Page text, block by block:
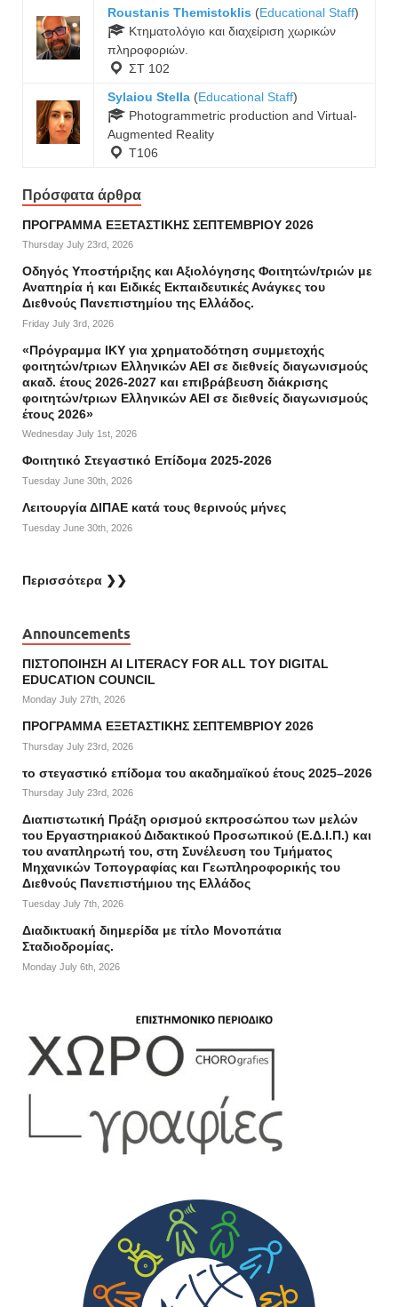
Roustanis Themistoklis (Educational Staff)
Κτηματολόγιο και διαχείριση χωρικών
πληροφοριών.
ΣΤ 102
Sylaiou Stella (Educational Staff)
Photogrammetric production and Virtual-
Augmented Reality
Τ106
Πρόσφατα άρθρα
ΠΡΟΓΡΑΜΜΑ ΕΞΕΤΑΣΤΙΚΗΣ ΣΕΠΤΕΜΒΡΙΟΥ 2026
Thursday July 23rd, 2026
Οδηγός Υποστήριξης και Αξιολόγησης Φοιτητών/τριών με
Αναπηρία ή και Ειδικές Εκπαιδευτικές Ανάγκες του
Διεθνούς Πανεπιστημίου της Ελλάδος.
Friday July 3rd, 2026
«Πρόγραμμα ΙΚΥ για χρηματοδότηση συμμετοχής
φοιτητών/τριων Ελληνικών ΑΕΙ σε διεθνείς διαγωνισμούς
ακαδ. έτους 2026-2027 και επιβράβευση διάκρισης
φοιτητών/τριων Ελληνικών ΑΕΙ σε διεθνείς διαγωνισμούς
έτους 2026»
Wednesday July 1st, 2026
Φοιτητικό Στεγαστικό Επίδομα 2025-2026
Tuesday June 30th, 2026
Λειτουργία ΔΙΠΑΕ κατά τους θερινούς μήνες
Tuesday June 30th, 2026
Περισσότερα ❯❯
Announcements
ΠΙΣΤΟΠΟΙΗΣΗ AI LITERACY FOR ALL ΤΟΥ DIGITAL
EDUCATION COUNCIL
Monday July 27th, 2026
ΠΡΟΓΡΑΜΜΑ ΕΞΕΤΑΣΤΙΚΗΣ ΣΕΠΤΕΜΒΡΙΟΥ 2026
Thursday July 23rd, 2026
το στεγαστικό επίδομα του ακαδημαϊκού έτους 2025–2026
Thursday July 23rd, 2026
Διαπιστωτική Πράξη ορισμού εκπροσώπου των μελών
του Εργαστηριακού Διδακτικού Προσωπικού (Ε.Δ.Ι.Π.) και
του αναπληρωτή του, στη Συνέλευση του Τμήματος
Μηχανικών Τοπογραφίας και Γεωπληροφορικής του
Διεθνούς Πανεπιστήμιου της Ελλάδος
Tuesday July 7th, 2026
Διαδικτυακή διημερίδα με τίτλο Μονοπάτια
Σταδιοδρομίας.
Monday July 6th, 2026